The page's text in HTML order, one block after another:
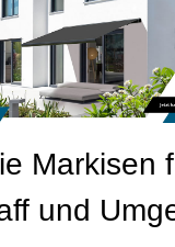
Markisen
und